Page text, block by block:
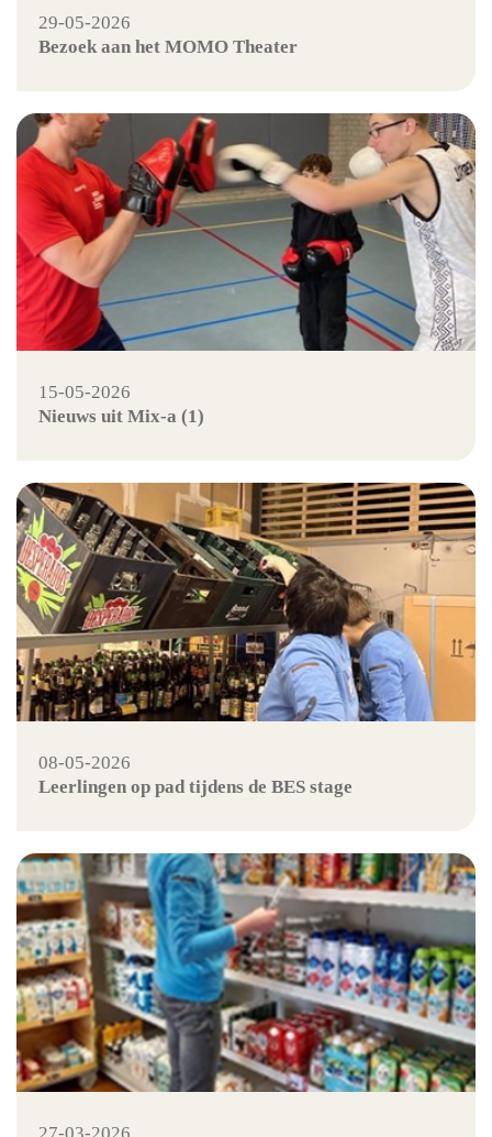
29-05-2026
Bezoek aan het MOMO Theater
15-05-2026
Nieuws uit Mix-a (1)
08-05-2026
Leerlingen op pad tijdens de BES stage